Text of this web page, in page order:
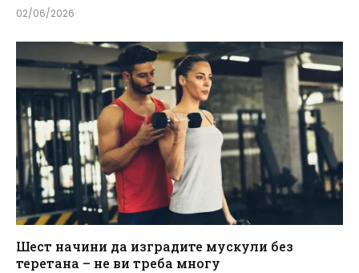
02/06/2026
Шест начини да изградите мускули без
теретана – не ви треба многу